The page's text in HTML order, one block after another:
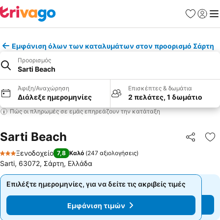
Εμφάνιση όλων των καταλυμάτων στον προορισμό Σάρτη
Προορισμός
Sarti Beach
Άφιξη/Αναχώρηση
Διάλεξε ημερομηνίες
Επισκέπτες & δωμάτια
2 πελάτες, 1 δωμάτιο
Πώς οι πληρωμές σε εμάς επηρεάζουν την κατάταξη
Sarti Beach
3 Αστέρια
Ξενοδοχείο 7,8 Καλό (247 αξιολογήσεις)
Sarti, 63072, Σάρτη, Ελλάδα
Επιλέξτε ημερομηνίες, για να δείτε τις ακριβείς τιμές
Εμφάνιση τιμών
Επιλέξτε ημερομηνίες, για να δείτε τις ακριβείς τιμές
Εμφάνιση τιμών